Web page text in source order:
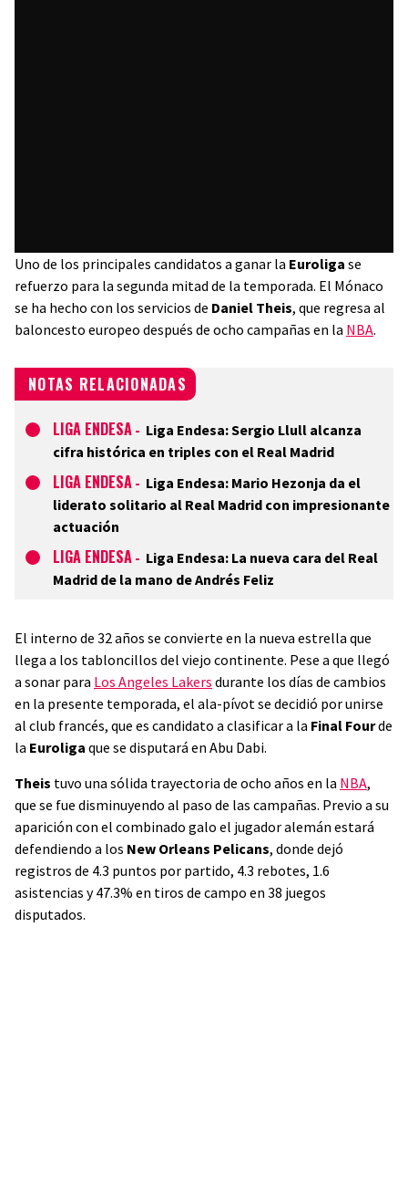
Uno de los principales candidatos a ganar la Euroliga se
refuerzo para la segunda mitad de la temporada. El Mónaco
se ha hecho con los servicios de Daniel Theis, que regresa al
baloncesto europeo después de ocho campañas en la NBA.
NOTAS RELACIONADAS
LIGA ENDESA - Liga Endesa: Sergio Llull alcanza
cifra histórica en triples con el Real Madrid
LIGA ENDESA - Liga Endesa: Mario Hezonja da el
liderato solitario al Real Madrid con impresionante
actuación
LIGA ENDESA - Liga Endesa: La nueva cara del Real
Madrid de la mano de Andrés Feliz
El interno de 32 años se convierte en la nueva estrella que
llega a los tabloncillos del viejo continente. Pese a que llegó
a sonar para Los Angeles Lakers durante los días de cambios
en la presente temporada, el ala-pívot se decidió por unirse
al club francés, que es candidato a clasificar a la Final Fourde
la Euroliga que se disputará en Abu Dabi.
Theis tuvo una sólida trayectoria de ocho años en la NBA,
que se fue disminuyendo al paso de las campañas. Previo a su
aparición con el combinado galo el jugador alemán estará
defendiendo a los New Orleans Pelicans, donde dejó
registros de 4.3 puntos por partido, 4.3 rebotes, 1.6
asistencias y 47.3% en tiros de campo en 38 juegos
disputados.